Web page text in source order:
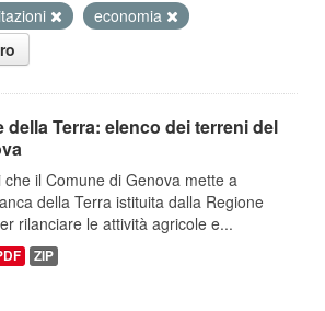
economia
della Terra: elenco dei terreni del
il Comune di Genova mette a
della Terra istituita dalla Regione
rilanciare le attività agricole e...
ZIP